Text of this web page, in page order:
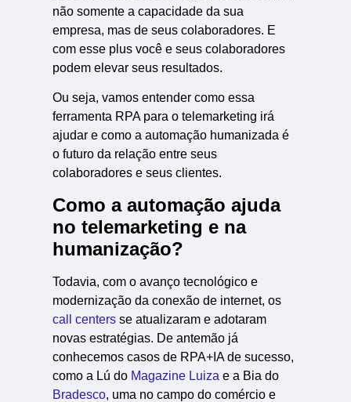
não somente a capacidade da sua
empresa, mas de seus colaboradores. E
com esse plus você e seus colaboradores
podem elevar seus resultados.
Ou seja, vamos entender como essa
ferramenta RPA para o telemarketing irá
ajudar e como a automação humanizada é
o futuro da relação entre seus
colaboradores e seus clientes.
Como a automação ajuda
no telemarketing e na
humanização?
Todavia, com o avanço tecnológico e
modernização da conexão de internet, os
call centers se atualizaram e adotaram
novas estratégias. De antemão já
conhecemos casos de RPA+IA de sucesso,
como a Lú do Magazine Luiza e a Bia do
Bradesco, uma no campo do comércio e